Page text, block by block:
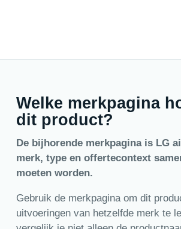
Welke merkpagina
dit product?
De bijhorende merkpagina is LG
merk, type en offertecontext
moeten worden.
Gebruik de merkpagina om dit
uitvoeringen van hetzelfde merk te